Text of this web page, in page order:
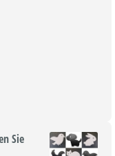
Sie